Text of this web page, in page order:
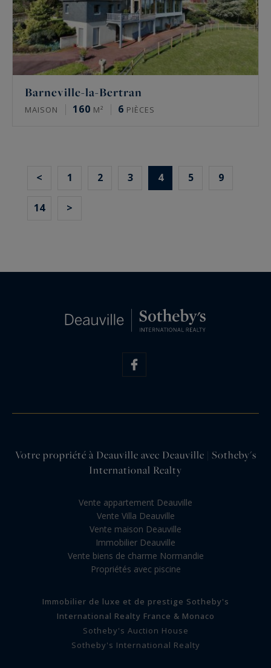
Barneville-la-Bertran
MAISON 160 M² 6 PIÈCES
< 1 2 3 4 5 9
14 >
Votre propriété à Deauville avec Deauville | Sotheby's
International Realty
Vente appartement Deauville
Vente Villa Deauville
Vente maison Deauville
Immobilier Deauville
Vente biens de charme Normandie
Propriétés avec piscine
Immobilier de luxe et de prestige Sotheby's
International Realty France & Monaco
Sotheby's Auction House
Sotheby's International Realty